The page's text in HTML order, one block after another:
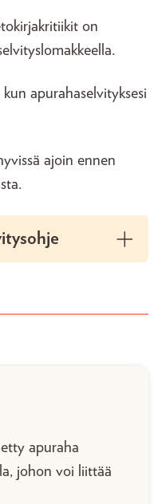
on
apurahaselvityksesi
ajoin ennen
apuraha
johon voi liittää